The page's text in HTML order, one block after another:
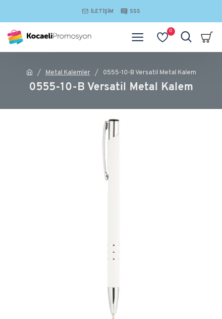
İLETIŞIM SSS
0
Metal Kalemler 0555-10-B Versatil Metal Kalem
0555-10-B Versatil Metal Kalem